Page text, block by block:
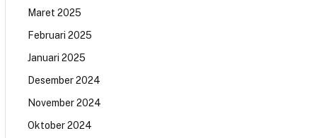
Maret 2025
Februari 2025
Januari 2025
Desember 2024
November 2024
Oktober 2024